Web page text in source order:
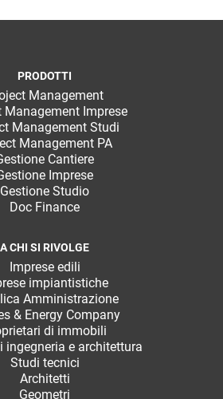
PRODOTTI
Management
Management Imprese
Management Studi
Management PA
Cantiere
Imprese
Gestione Studio
Doc Finance
A CHI SI RIVOLGE
Imprese edili
impiantistiche
Amministrazione
& Energy Company
di immobili
ingegneria e architettura
Studi tecnici
Architetti
Geometri